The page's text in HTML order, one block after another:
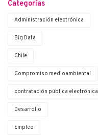
Categorías
Administración electrónica
Big Data
Chile
Compromiso medioambiental
contratación pública electrónica
Desarrollo
Empleo